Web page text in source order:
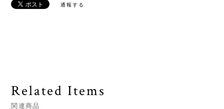
通報する
Related Items
関連商品